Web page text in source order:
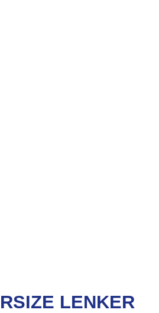
LENKER